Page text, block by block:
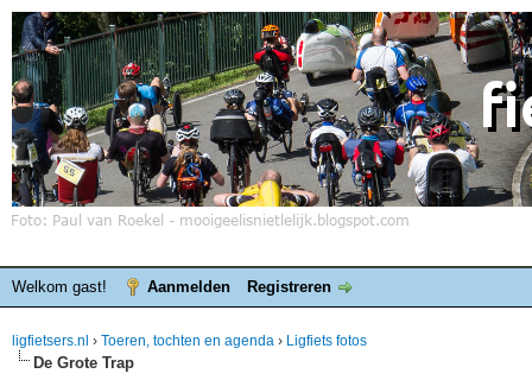
Welkom gast! Aanmelden Registreren
ligfietsers.nl › Toeren, tochten en agenda › Ligfiets fotos
De Grote Trap